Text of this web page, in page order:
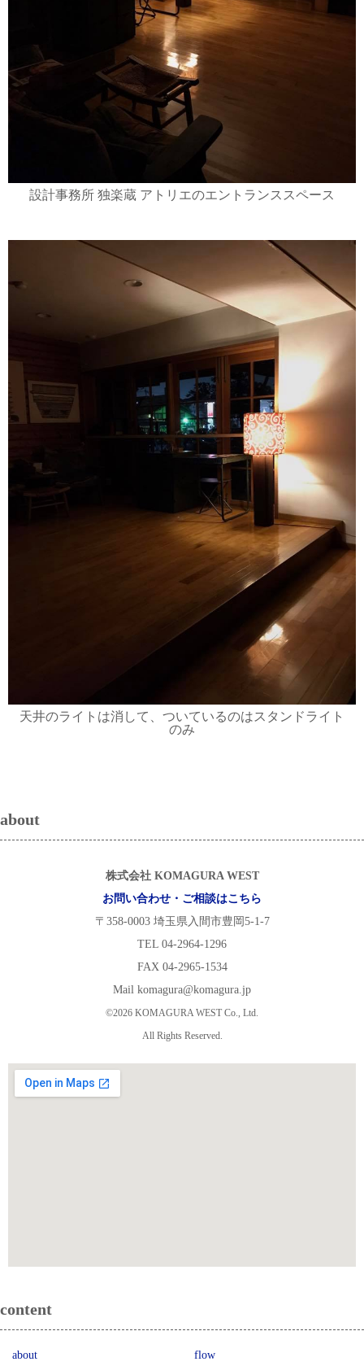
設計事務所 独楽蔵 アトリエのエントランススペース
天井のライトは消して、ついているのはスタンドライト
のみ
about
株式会社 KOMAGURA WEST
お問い合わせ・ご相談はこちら
〒358-0003 埼玉県入間市豊岡5-1-7
TEL 04-2964-1296
FAX 04-2965-1534
Mail komagura@komagura.jp
©2026 KOMAGURA WEST Co., Ltd.
All Rights Reserved.
content
about flow